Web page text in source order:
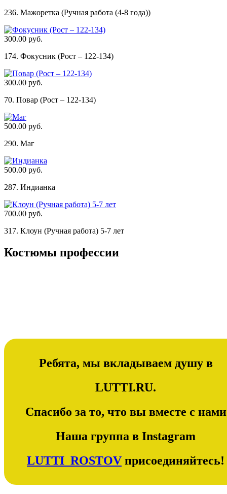
236. Мажоретка (Ручная работа (4-8 года))
300.00 руб.
174. Фокусник (Рост – 122-134)
300.00 руб.
70. Повар (Рост – 122-134)
500.00 руб.
290. Маг
500.00 руб.
287. Индианка
700.00 руб.
317. Клоун (Ручная работа) 5-7 лет
Костюмы профессии
Ребята, мы вкладываем душу в
LUTTI.RU.
Спасибо за то, что вы вместе с нами
Наша группа в Instagram
LUTTI_ROSTOV присоединяйтесь!